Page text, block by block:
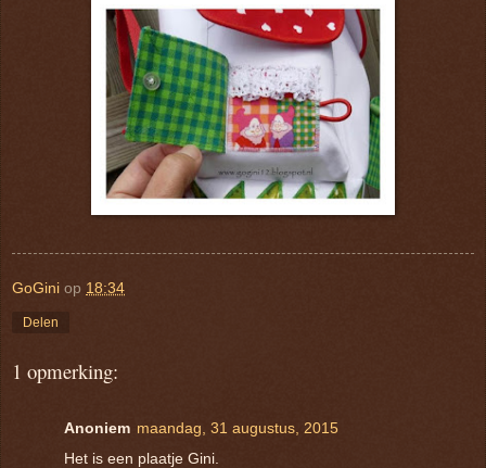
GoGini op 18:34
Delen
1 opmerking:
Anoniem maandag, 31 augustus, 2015
Het is een plaatje Gini.